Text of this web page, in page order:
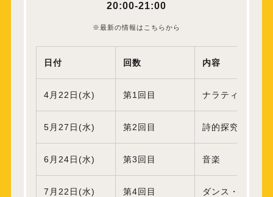
20:00-21:00
※最新の情報はこちらから
日付 回数 内容
4月22日(水) 第1回目 ナラティブ
5月27日(水) 第2回目 詩的探究
6月24日(水) 第3回目 音楽
7月22日(水) 第4回目 ダンス・ムーブ